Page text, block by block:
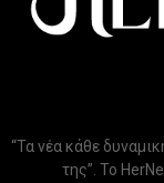
“Τα νέα κάθε
της”. Το